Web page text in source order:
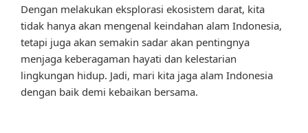
Dengan melakukan eksplorasi ekosistem darat, kita
tidak hanya akan mengenal keindahan alam Indonesia,
tetapi juga akan semakin sadar akan pentingnya
menjaga keberagaman hayati dan kelestarian
lingkungan hidup. Jadi, mari kita jaga alam Indonesia
dengan baik demi kebaikan bersama.